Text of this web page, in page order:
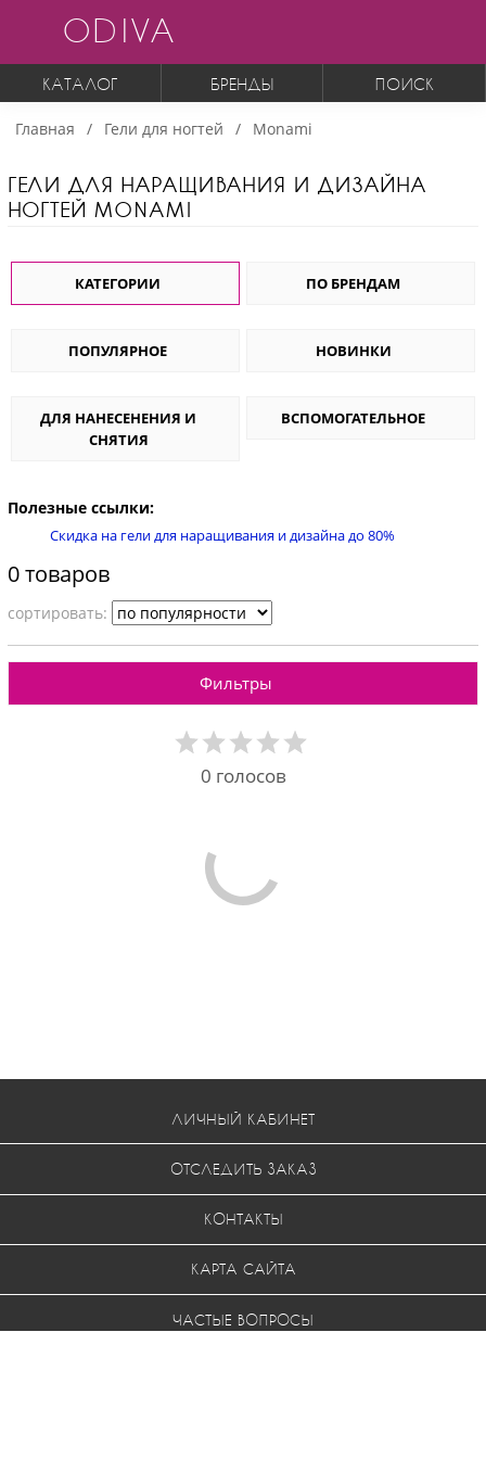
ODIVA
КАТАЛОГ БРЕНДЫ ПОИСК
Главная Гели для ногтей Monami
ГЕЛИ ДЛЯ НАРАЩИВАНИЯ И ДИЗАЙНА
НОГТЕЙ MONAMI
КАТЕГОРИИ ПО БРЕНДАМ
ПОПУЛЯРНОЕ НОВИНКИ
ДЛЯ НАНЕСЕНЕНИЯ И
СНЯТИЯ
ВСПОМОГАТЕЛЬНОЕ
Полезные ссылки:
Скидка на гели для наращивания и дизайна до 80%
0 товаров
cортировать:
Фильтры
0 голосов
ЛИЧНЫЙ КАБИНЕТ
ОТСЛЕДИТЬ ЗАКАЗ
КОНТАКТЫ
КАРТА САЙТА
ЧАСТЫЕ ВОПРОСЫ